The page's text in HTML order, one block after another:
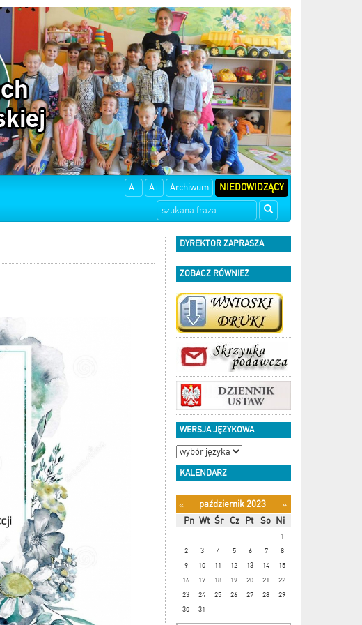
A- A+ Archiwum NIEDOWIDZĄCY
DYREKTOR ZAPRASZA
ZOBACZ RÓWNIEŻ
WERSJA JĘZYKOWA
KALENDARZ
« październik 2023
»
Pn Wt Śr Cz Pt So Ni
1
2
3 4 5 6 7
8
9
10 11 12 13 14
15
16
17 18 19 20 21
22
23
24 25 26 27 28
29
30
31